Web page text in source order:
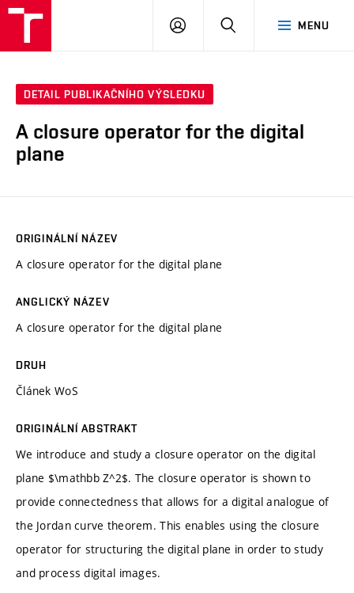
MENU
PŘIHLÁSIT
DETAIL PUBLIKAČNÍHO VÝSLEDKU
A closure operator for the digital
plane
ORIGINÁLNÍ NÁZEV
A closure operator for the digital plane
ANGLICKÝ NÁZEV
A closure operator for the digital plane
DRUH
Článek WoS
ORIGINÁLNÍ ABSTRAKT
We introduce and study a closure operator on the digital
plane $\mathbb Z^2$. The closure operator is shown to
provide connectedness that allows for a digital analogue of
the Jordan curve theorem. This enables using the closure
operator for structuring the digital plane in order to study
and process digital images.